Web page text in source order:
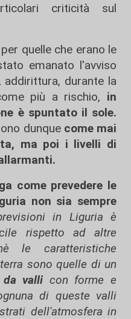
criticità sul
quelle che erano le
emanato l'avviso
addirittura, durante la
più a rischio, in
è spuntato il sole.
dunquecome mai
ma poi i livelli di
come prevedere le
non sia sempre
in Liguria è
rispetto ad altre
le caratteristiche
sono quelle di un
valli con forme e
di queste valli
dell'atmosfera in